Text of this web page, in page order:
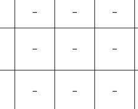
– – –
– – –
– – –